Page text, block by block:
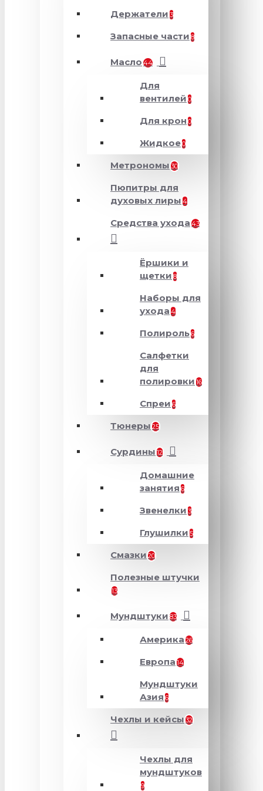
Держатели 3
Запасные части 8
Масло 44
Для
вентилей 0
Для крон 0
Жидкое0
Метрономы 30
Пюпитры для
духовых лиры 4
Средства ухода 43
Ёршики и
щетки 8
Наборы для
ухода 4
Полироль6
Салфетки
для
полировки 16
Спреи 6
Тюнеры 25
Сурдины 12
Домашние
занятия 6
Звенелки 3
Глушилки 5
Смазки 20
Полезные штучки
13
Мундштуки 83
Америка 26
Европа 14
Мундштуки
Азия 6
Чехлы и кейсы 32
Чехлы для
мундштуков
9